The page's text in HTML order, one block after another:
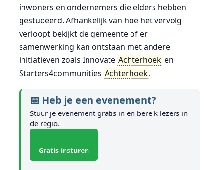
inwoners en ondernemers die elders hebben
gestudeerd. Afhankelijk van hoe het vervolg
verloopt bekijkt de gemeente of er
samenwerking kan ontstaan met andere
initiatieven zoals Innovate Achterhoek en
Starters4communities Achterhoek.
📅 Heb je een evenement?
Stuur je evenement gratis in en bereik lezers in
de regio.
Gratis insturen